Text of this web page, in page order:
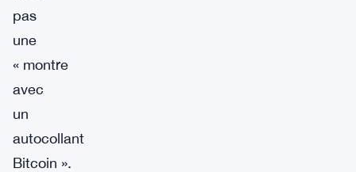
pas
une
« montre
avec
un
autocollant
Bitcoin ».